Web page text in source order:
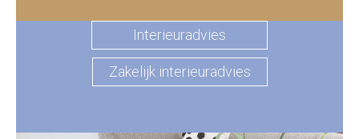
Interieuradvies
Zakelijk interieuradvies